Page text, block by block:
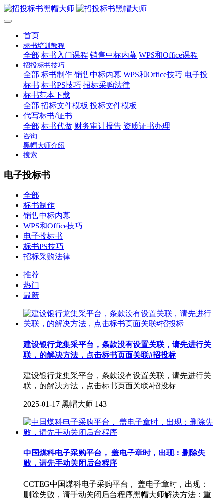
首页
标书培训教程
全部 标书入门课程 销售中标内幕 WPS和Office课程
招投标书技巧
全部 标书制作 销售中标内幕 WPS和Office技巧 电子投
标书 标书PS技巧 招标采购法律
标书范本下载
全部 招标文件模板 投标文件模板
代写标书/证书
全部 标书代做 财务审计报告 资质证书办理
咨询
黑帽大师介绍
搜索
电子投标书
全部
标书制作
销售中标内幕
WPS和Office技巧
电子投标书
标书PS技巧
招标采购法律
推荐
热门
最新
建设银行龙集采平台，条款没有设置关联，请先进行关
联，的解决方法，点击标书页面关联#招投标
建设银行龙集采平台，条款没有设置关联，请先进行关
联，的解决方法，点击标书页面关联#招投标
2025-01-17 黑帽大师 143
中国煤科电子采购平台， 盖电子章时，出现：删除失
败，请先手动关闭后台程序
CCTEG中国煤科电子采购平台， 盖电子章时，出现：
删除失败，请手动关闭后台程序黑帽大师解决方法：重